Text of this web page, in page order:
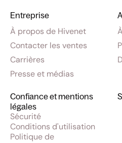
Entreprise
À propos de Hivenet
Contacter les ventes
Carrières
Presse et médias
Confiance et mentions
légales
Sécurité
Conditions d'utilisation
Politique de